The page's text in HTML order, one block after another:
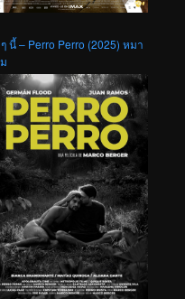
ๆ นี้ – Perro Perro (2025) หมา